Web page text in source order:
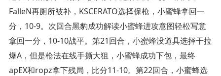
FalleN再厕所被补，KSCERATO选择保枪，小蜜蜂拿回一
分，10-9。次回合黑豹成功解读小蜜蜂进攻意图轻松写意
拿回一分，10-10战平。第21回合，小蜜蜂没道具选择干拉
爆A，但是枪法在线手撕大狙，小蜜蜂成功下包，最终
apEX和ropz拿下残局，比分11-10。第22回合，小蜜蜂选